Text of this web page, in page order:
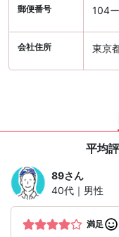
郵便番号 104
会社住所 東京
平均
89さん
40代｜男性
満足